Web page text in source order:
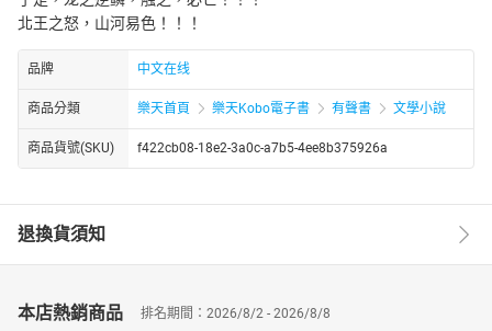
北王之怒，山河易色！！！
品牌 中文在线
商品分類 樂天首頁 樂天Kobo電子書 有聲書 文學小說
商品貨號(SKU) f422cb08-18e2-3a0c-a7b5-4ee8b375926a
退換貨須知
本店熱銷商品 排名期間：2026/8/2 - 2026/8/8